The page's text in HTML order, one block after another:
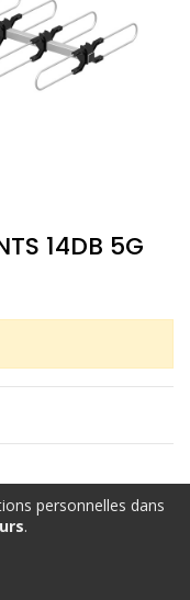
14DB 5G
personnelles dans
.